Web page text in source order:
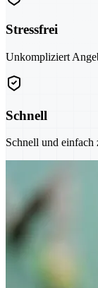
Stressfrei
Unkompliziert
Schnell
Schnell und einfach